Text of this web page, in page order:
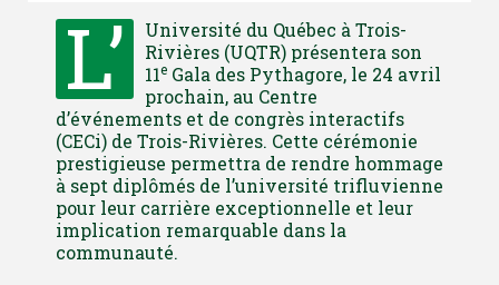
L’
Université du Québec à Trois-
Rivières (UQTR) présentera son
11e Gala des Pythagore, le 24 avril
prochain, au Centre
d’événements et de congrès interactifs
(CECi) de Trois-Rivières. Cette cérémonie
prestigieuse permettra de rendre hommage
à sept diplômés de l’université trifluvienne
pour leur carrière exceptionnelle et leur
implication remarquable dans la
communauté.